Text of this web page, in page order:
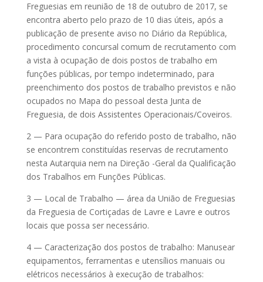
Freguesias em reunião de 18 de outubro de 2017, se
encontra aberto pelo prazo de 10 dias úteis, após a
publicação de presente aviso no Diário da República,
procedimento concursal comum de recrutamento com
a vista à ocupação de dois postos de trabalho em
funções públicas, por tempo indeterminado, para
preenchimento dos postos de trabalho previstos e não
ocupados no Mapa do pessoal desta Junta de
Freguesia, de dois Assistentes Operacionais/Coveiros.
2 — Para ocupação do referido posto de trabalho, não
se encontrem constituídas reservas de recrutamento
nesta Autarquia nem na Direção -Geral da Qualificação
dos Trabalhos em Funções Públicas.
3 — Local de Trabalho — área da União de Freguesias
da Freguesia de Cortiçadas de Lavre e Lavre e outros
locais que possa ser necessário.
4 — Caracterização dos postos de trabalho: Manusear
equipamentos, ferramentas e utensílios manuais ou
elétricos necessários à execução de trabalhos: